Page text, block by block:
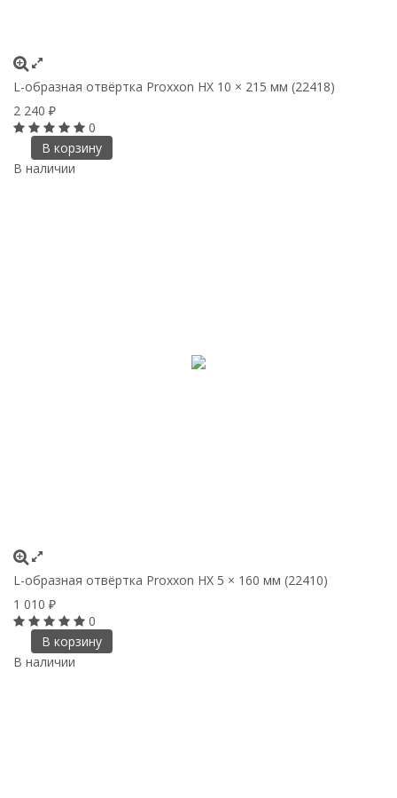
L-образная отвёртка Proxxon HX 10 × 215 мм (22418)
2 240 ₽
0
В корзину
В наличии
L-образная отвёртка Proxxon HX 5 × 160 мм (22410)
1 010 ₽
0
В корзину
В наличии